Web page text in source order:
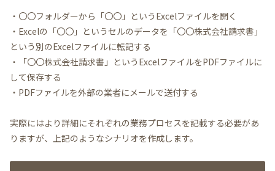
・〇〇フォルダーから「〇〇」というExcelファイルを開く
・Excelの「〇〇」というセルのデータを「〇〇株式会社請求書」
という別のExcelファイルに転記する
・「〇〇株式会社請求書」というExcelファイルをPDFファイルに
して保存する
・PDFファイルを外部の業者にメールで送付する
実際にはより詳細にそれぞれの業務プロセスを記載する必要があ
りますが、上記のようなシナリオを作成します。